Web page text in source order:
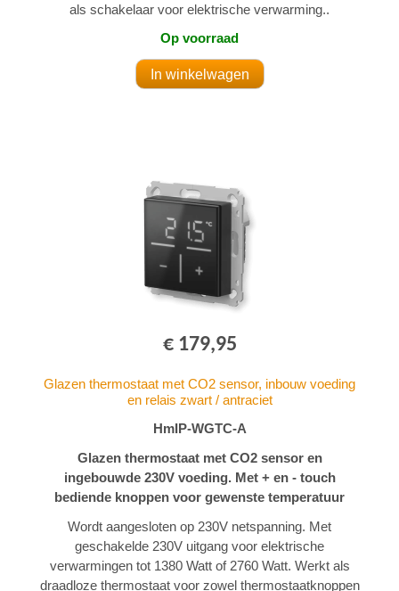
als schakelaar voor elektrische verwarming..
Op voorraad
€ 179,95
Glazen thermostaat met CO2 sensor, inbouw voeding
en relais zwart / antraciet
HmIP-WGTC-A
Glazen thermostaat met CO2 sensor en
ingebouwde 230V voeding. Met + en - touch
bediende knoppen voor gewenste temperatuur
Wordt aangesloten op 230V netspanning. Met
geschakelde 230V uitgang voor elektrische
verwarmingen tot 1380 Watt of 2760 Watt. Werkt als
draadloze thermostaat voor zowel thermostaatknoppen